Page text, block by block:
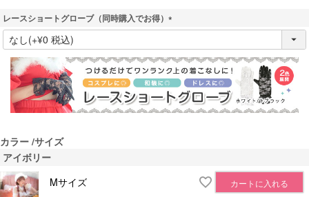
レースショートグローブ（同時購入でお得）
(
必
須
)
カラー サイズ
アイボリー
Mサイズ
カートに入れる